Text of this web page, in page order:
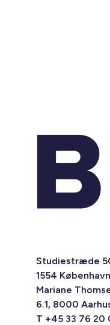
Studiestræde
1554
Mariane
6.1, 8000
T +45 33 76 20